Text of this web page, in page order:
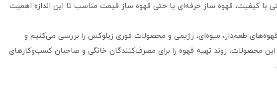
با کیفیت، قهوه ساز حرفه‌ای یا حتی قهوه ساز قیمت مناسب تا این اندازه اهمیت
طعم‌دار، میوه‌ای، رژیمی و محصولات فوری زیلوکس را بررسی می‌کنیم و
محصولات، روند تهیه قهوه را برای مصرف‌کنندگان خانگی و صاحبان کسب‌وکارهای